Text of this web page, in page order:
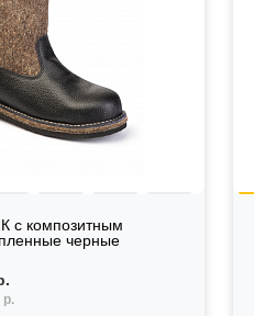
с композитным
черные